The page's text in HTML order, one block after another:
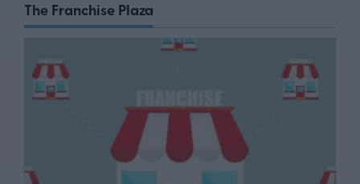
The Franchise Plaza